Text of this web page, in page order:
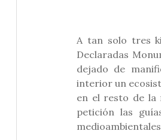
A tan solo tres
Declaradas
dejado de
interior un
en el resto de la
petición las